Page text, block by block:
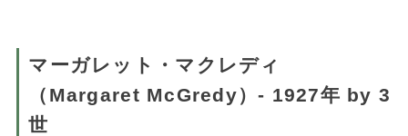
マーガレット・マクレディ
（Margaret McGredy）- 1927年 by 3
世